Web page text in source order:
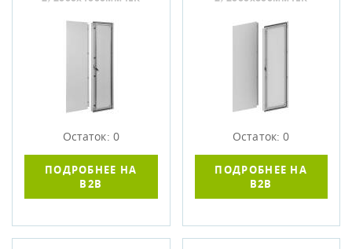
Остаток: 0
ПОДРОБНЕЕ НА
B2B
Остаток: 0
ПОДРОБНЕЕ НА
B2B